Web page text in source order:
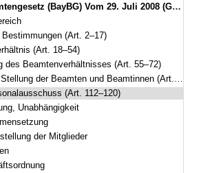
Vom 29. Juli 2008 (GVBl. S. 500) BayRS 2030-1-1-F (Art. 1–147)
(Art. 2–17)
(Art. 18–54)
des Beamtenverhältnisses (Art. 55–72)
der Beamten und Beamtinnen (Art. 73–111)
(Art. 112–120)
Unabhängigkeit
der Mitglieder